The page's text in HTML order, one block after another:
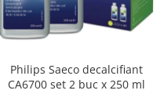
Philips Saeco decalcifiant
CA6700 set 2 buc x 250 ml